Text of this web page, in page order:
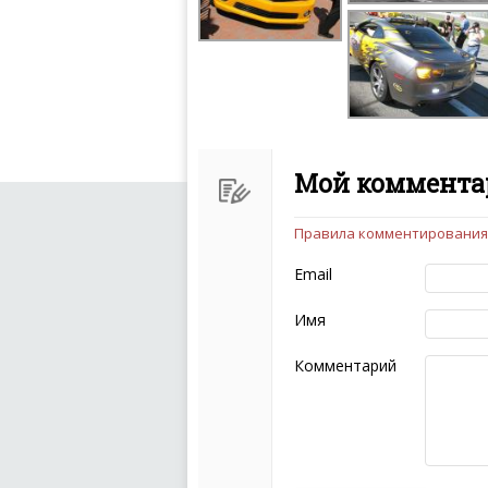
Мой
Чтобы ваш комментарий
следующих правил:
Комментарий не
эмоциональных
Не стоит
Пожалуйста, не
также призывы к
Не размещайте
Правила комментирования
Email
Имя
Комментарий